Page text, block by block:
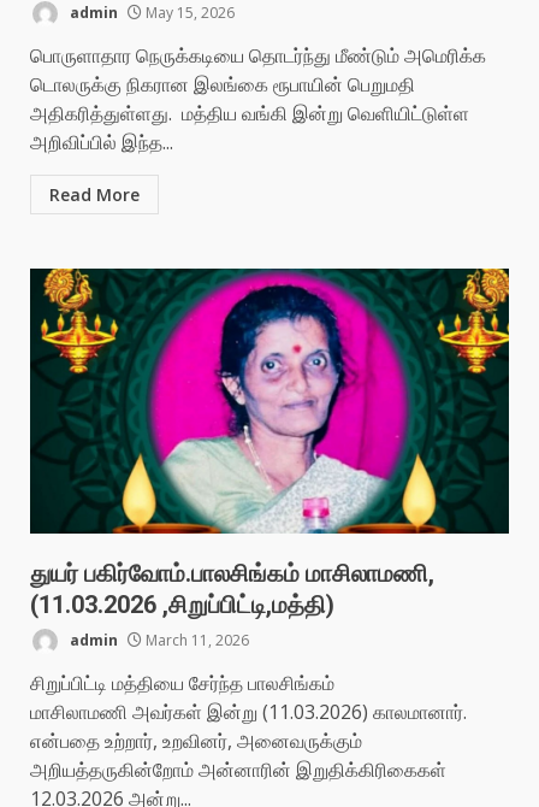
admin May 15, 2026
பொருளாதார நெருக்கடியை தொடர்ந்து மீண்டும் அமெரிக்க
டொலருக்கு நிகரான இலங்கை ரூபாயின் பெறுமதி
அதிகரித்துள்ளது. மத்திய வங்கி இன்று வெளியிட்டுள்ள
அறிவிப்பில் இந்த...
Read More
துயர் பகிர்வோம்.பாலசிங்கம் மாசிலாமணி,
(11.03.2026 ,சிறுப்பிட்டி,மத்தி)
admin March 11, 2026
சிறுப்பிட்டி மத்தியை சேர்ந்த பாலசிங்கம்
மாசிலாமணி அவர்கள் இன்று (11.03.2026) காலமானார்.
என்பதை உற்றார், உறவினர், அனைவருக்கும்
அறியத்தருகின்றோம் அன்னாரின் இறுதிக்கிரிகைகள்
12.03.2026 அன்று...